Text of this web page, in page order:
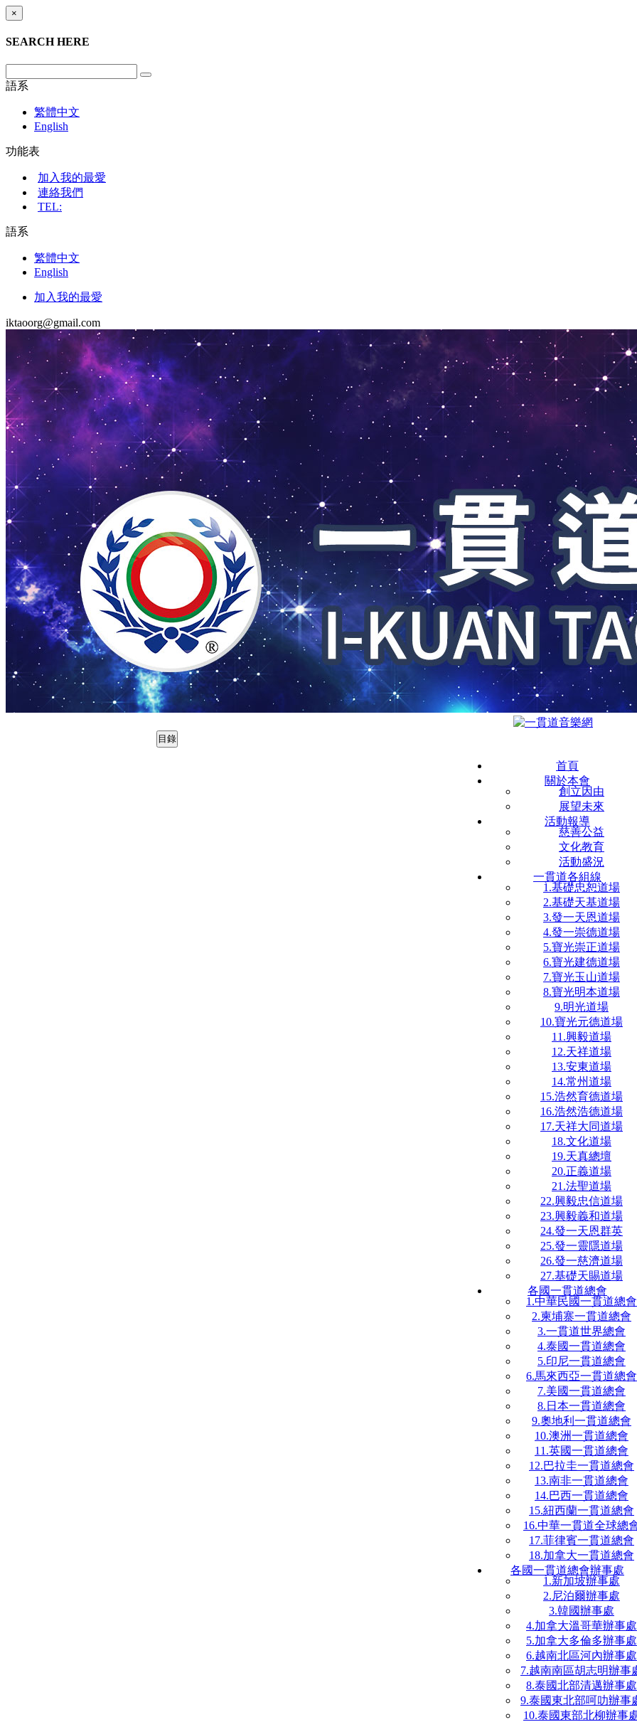
×
SEARCH HERE
語系
繁體中文
English
功能表
加入我的最愛
連絡我們
TEL:
語系
繁體中文
English
加入我的最愛
iktaoorg@gmail.com
目錄
首頁
關於本會
創立因由
展望未來
活動報導
慈善公益
文化教育
活動盛況
一貫道各組線
1.基礎忠恕道場
2.基礎天基道場
3.發一天恩道場
4.發一崇德道場
5.寶光崇正道場
6.寶光建德道場
7.寶光玉山道場
8.寶光明本道場
9.明光道場
10.寶光元德道場
11.興毅道場
12.天祥道場
13.安東道場
14.常州道場
15.浩然育德道場
16.浩然浩德道場
17.天祥大同道場
18.文化道場
19.天真總壇
20.正義道場
21.法聖道場
22.興毅忠信道場
23.興毅義和道場
24.發一天恩群英
25.發一靈隱道場
26.發一慈濟道場
27.基礎天賜道場
各國一貫道總會
1.中華民國一貫道總會
2.柬埔寨一貫道總會
3.一貫道世界總會
4.泰國一貫道總會
5.印尼一貫道總會
6.馬來西亞一貫道總會
7.美國一貫道總會
8.日本一貫道總會
9.奧地利一貫道總會
10.澳洲一貫道總會
11.英國一貫道總會
12.巴拉圭一貫道總會
13.南非一貫道總會
14.巴西一貫道總會
15.紐西蘭一貫道總會
16.中華一貫道全球總
17.菲律賓一貫道總會
18.加拿大一貫道總會
各國一貫道總會辦事處
1.新加坡辦事處
2.尼泊爾辦事處
3.韓國辦事處
4.加拿大溫哥華辦事處
5.加拿大多倫多辦事處
6.越南北區河內辦事處
7.越南南區胡志明辦事
8.泰國北部清邁辦事處
9.泰國東北部呵叻辦事
10.泰國東部北柳辦事